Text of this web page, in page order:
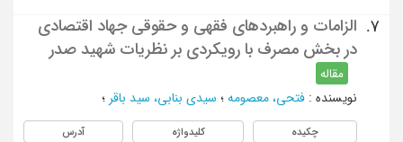
7.
الزامات و راهبردهای فقهی و حقوقی جهاد اقتصادی
در بخش مصرف با رویکردی بر نظریات شهید صدر
مقاله
نویسنده : فتحی، معصومه ؛ سیدی بنابی، سید باقر ؛
چکیده کلیدواژه آدرس